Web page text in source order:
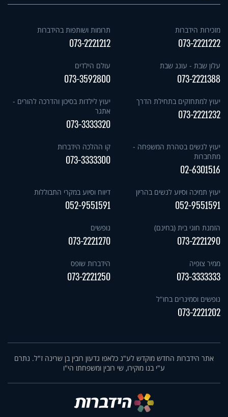
מזכירות הידברות
073-2221222
תרומות ושותפות בהידברות
073-2221212
עלון שבת - עונג שבת
073-2221388
עולם הילדים
073-3592800
יעוץ למתחזקים בתחילת הדרך
073-2221232
יעוץ לילדות בסיכון והדרכה להורים -
אתגר
073-3333320
יעוץ לנשים בטהרת המשפחה -
מתחברות
02-6301516
קו ההלכה הידברות
073-3333300
יעוץ תמיכה וסיוע לנשים בהריון
052-9551591
דיווח וסיוע במקרי התבוללות
052-9551591
הזמנת חוגי בית (בחינם)
073-2221290
נופשים
073-2221270
ממיר צופיה
073-3333333
הידברות שופס
073-2221250
נופשים וסמינרים בחו"ל
073-2221202
אתר הידברות החדש מוקדש לע"נ כלאפו גדעון רובין בן שרינה ז"ל. נתרם
ע"י בנו מוקירו, שי רובין ומשפחתו הי"ו